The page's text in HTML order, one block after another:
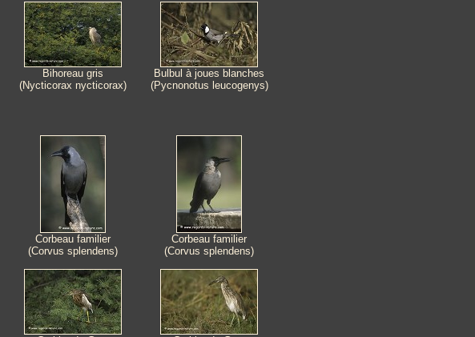
Bihoreau gris
(Nycticorax nycticorax)
Bulbul à joues blanches
(Pycnonotus leucogenys)
Corbeau familier
(Corvus splendens)
Corbeau familier
(Corvus splendens)